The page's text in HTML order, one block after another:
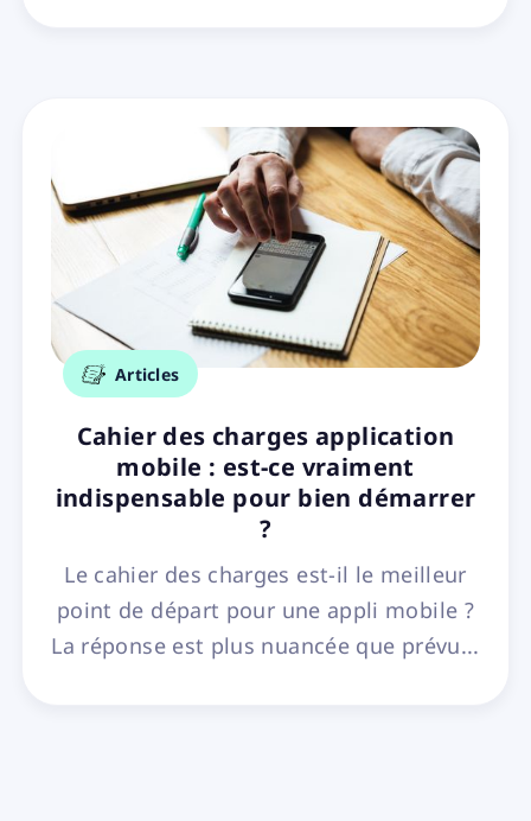
Articles
Cahier des charges application
mobile : est-ce vraiment
indispensable pour bien démarrer
?
Le cahier des charges est-il le meilleur
point de départ pour une appli mobile ?
La réponse est plus nuancée que prévu...